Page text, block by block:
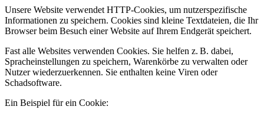
Unsere Website verwendet HTTP-Cookies, um nutzerspezifische
Informationen zu speichern. Cookies sind kleine Textdateien, die Ihr
Browser beim Besuch einer Website auf Ihrem Endgerät speichert.
Fast alle Websites verwenden Cookies. Sie helfen z. B. dabei,
Spracheinstellungen zu speichern, Warenkörbe zu verwalten oder
Nutzer wiederzuerkennen. Sie enthalten keine Viren oder
Schadsoftware.
Ein Beispiel für ein Cookie: